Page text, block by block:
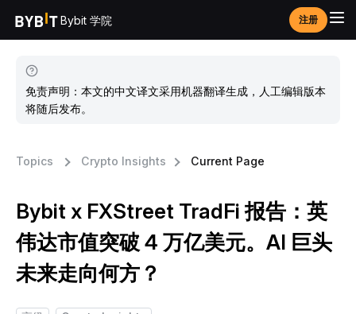
Bybit 学院 注册
免责声明：本文的中文译文采用机器翻译生成，人工编辑版本
将随后发布。
Topics Crypto Insights Current Page
Bybit x FXStreet TradFi 报告：英
伟达市值突破 4 万亿美元。AI 巨头
未来走向何方？